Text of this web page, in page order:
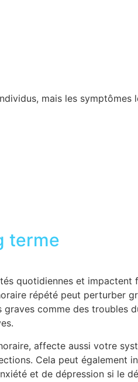
mais les symptômes
terme
quotidiennes et impactent
répété peut perturber
comme des troubles
affecte aussi votre
Cela peut également
et de dépression si le